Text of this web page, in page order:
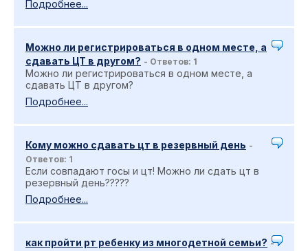
Подробнее...
Можно ли регистрироваться в одном месте, а
сдавать ЦТ в другом? - Ответов: 1
Можно ли регистрироваться в одном месте, а
сдавать ЦТ в другом?
Подробнее...
Кому можно сдавать цт в резервный день -
Ответов: 1
Если совпадают госы и цт! Можно ли сдать цт в
резервный день?????
Подробнее...
как пройти рт ребенку из многодетной семьи? -